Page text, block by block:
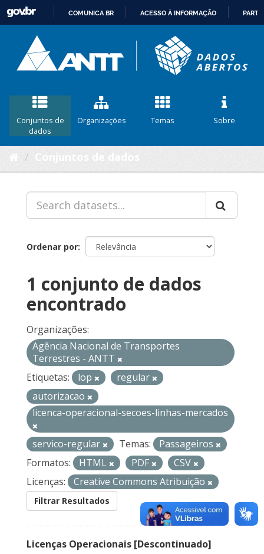
CONTEÚDO
COMUNICA BR ACESSO À INFORMAÇÃO
Conjuntos de
dados
Organizações Temas Sobre
Ordenar por
1 conjunto de dados
encontrado
Organizações:
Agência Nacional de Transportes
Terrestres - ANTT
Etiquetas:
lop
regular
autorizacao
licenca-operacional-secoes-linhas-mercados
servico-regular Temas:
Passageiros
Formatos:
HTML PDF
CSV
Licenças:
Creative Commons Atribuição
Filtrar Resultados
Licenças Operacionais [Descontinuado]